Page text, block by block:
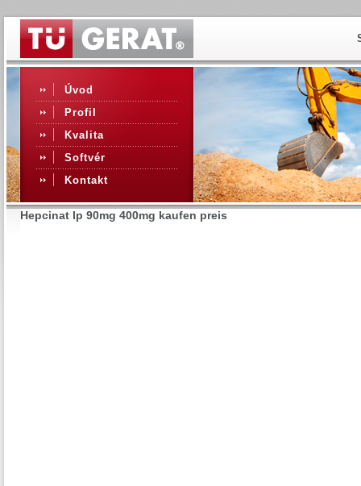
Úvod
Profil
Kvalita
Softvér
Kontakt
Hepcinat lp 90mg 400mg kaufen preis